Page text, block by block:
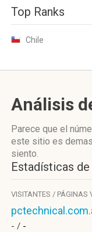
Top Ranks
Chile
Análisis
Parece que el
este sitio es
siento.
Estadísticas
VISITANTES / PÁGINAS
- / -